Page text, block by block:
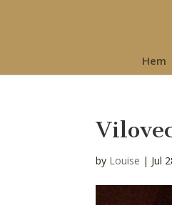
Hem
by Louise | Jul